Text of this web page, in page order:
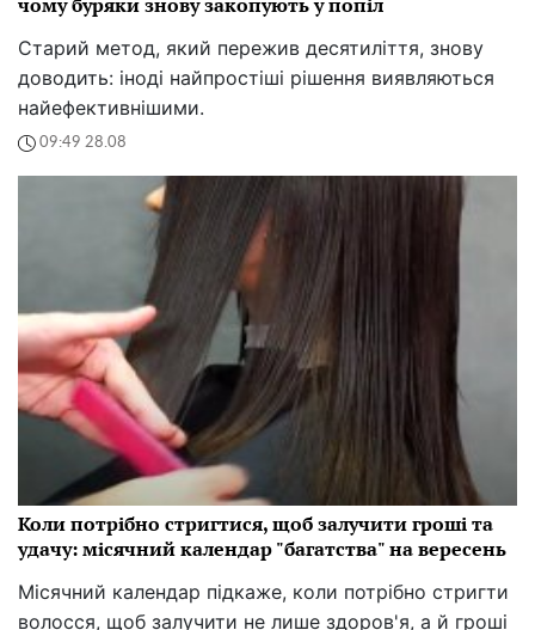
підкорює серця
15:17 29.08
Пенсіонери мають отримувати нові виплати: чиї
пенсії зростуть після перерахунку
Українські пенсіонери мають отримувати більше
грошей після перерахунку пенсій у країні: чиї
виплати зросли на 2 тис. грн.
07:07 29.08